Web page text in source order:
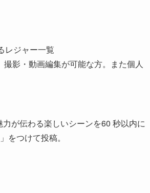
レジャー一覧
影・動画編集が可能な方。また個人
が伝わる楽しいシーンを60 秒以内に
をつけて投稿。